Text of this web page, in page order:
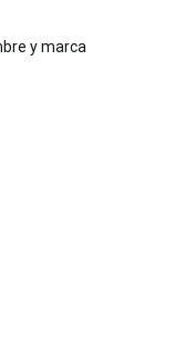
y marca